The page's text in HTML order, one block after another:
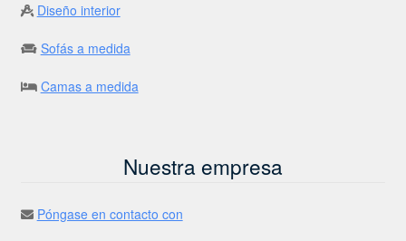
Diseño interior
Sofás a medida
Camas a medida
Nuestra empresa
Póngase en contacto con